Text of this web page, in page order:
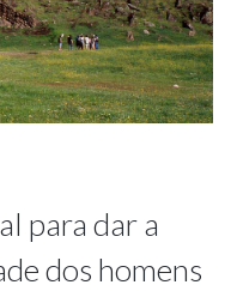
para dar a
dos homens